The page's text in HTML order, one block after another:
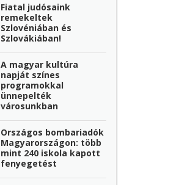
Fiatal judósaink
remekeltek
Szlovéniában és
Szlovákiában!
A magyar kultúra
napját színes
programokkal
ünnepelték
városunkban
Országos bombariadók
Magyarországon: több
mint 240 iskola kapott
fenyegetést